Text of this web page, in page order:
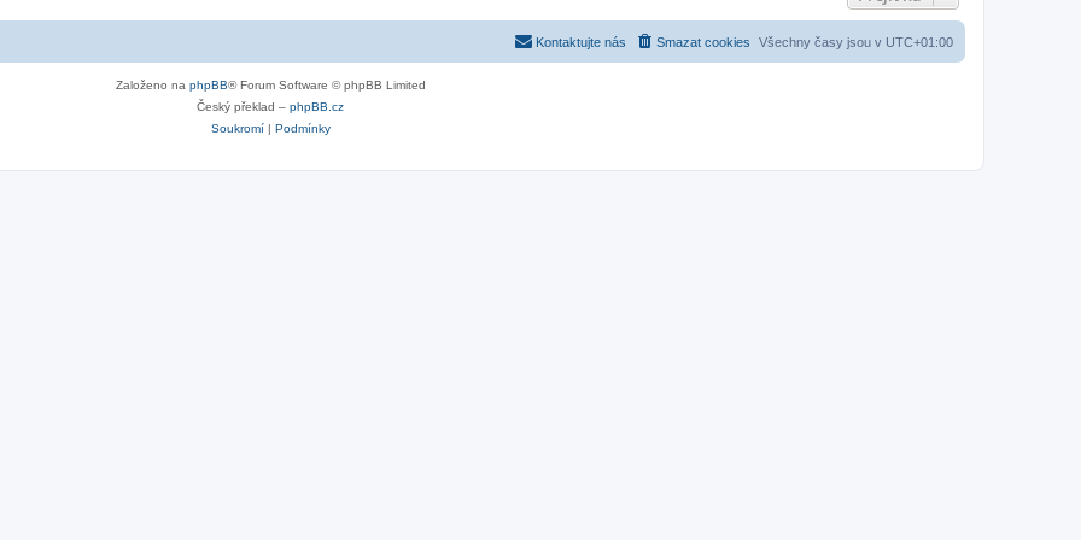
Všechny časy jsou v UTC+01:00
Smazat cookies
Kontaktujte nás
Založeno na phpBB® Forum Software © phpBB Limited
Český překlad – phpBB.cz
Soukromí| Podmínky